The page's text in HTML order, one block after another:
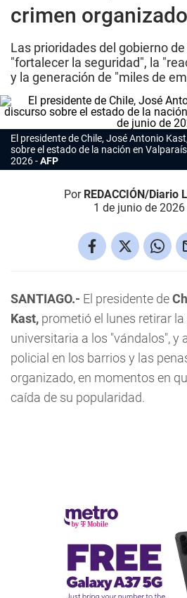
crimen organizado
Las prioridades del gobierno
"fortalecer la seguridad", la
y la generación de "miles de
El presidente de Chile, José Antonio
sobre el estado de la nación en
2026
AFP
Por REDACCIÓN/Diario
1 de junio de
SANTIAGO.- El presidente de
Kast, prometió el lunes retirar
universitaria a los "vándalos", y
policial en los barrios y las
organizado, en momentos en
caída de su popularidad.